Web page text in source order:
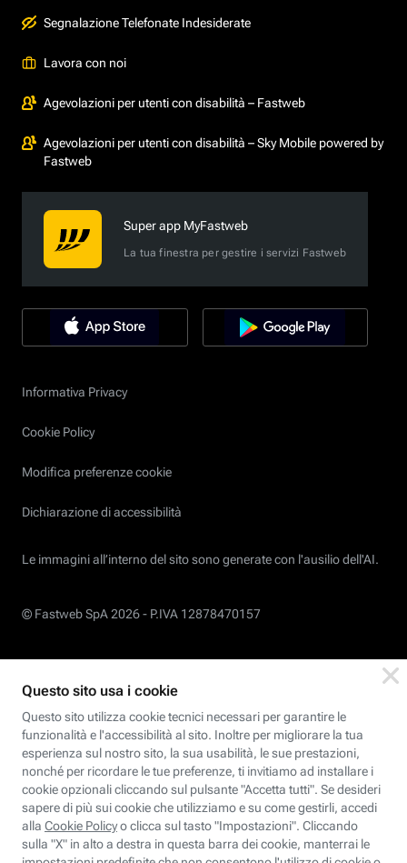
Segnalazione Telefonate Indesiderate
Lavora con noi
Agevolazioni per utenti con disabilità – Fastweb
Agevolazioni per utenti con disabilità – Sky Mobile powered by
Fastweb
Super app MyFastweb
La tua finestra per gestire i servizi Fastweb
Informativa Privacy
Cookie Policy
Modifica preferenze cookie
Dichiarazione di accessibilità
Le immagini all’interno del sito sono generate con l'ausilio dell'AI.
© Fastweb SpA 2026 - P.IVA 12878470157